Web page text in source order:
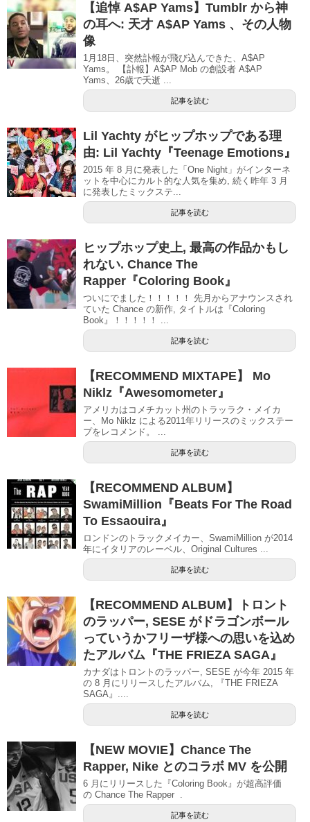
【追悼 A$AP Yams】Tumblr から神
の耳へ: 天才 A$AP Yams 、その人物
像
1月18日、突然訃報が飛び込んできた、A$AP
Yams。 【訃報】A$AP Mob の創設者 A$AP
Yams、26歳で夭逝 ...
記事を読む
Lil Yachty がヒップホップである理
由: Lil Yachty『Teenage Emotions』
2015 年 8 月に発表した「One Night」がインターネ
ットを中心にカルト的な人気を集め, 続く昨年 3 月
に発表したミックステ...
記事を読む
ヒップホップ史上, 最高の作品かもし
れない. Chance The
Rapper『Coloring Book』
ついにでました！！！！！ 先月からアナウンスされ
ていた Chance の新作, タイトルは『Coloring
Book』！！！！！ ...
記事を読む
【RECOMMEND MIXTAPE】 Mo
Niklz『Awesomometer』
アメリカはコメチカット州のトラッラク・メイカ
ー、Mo Niklz による2011年リリースのミックステー
プをレコメンド。 ...
記事を読む
【RECOMMEND ALBUM】
SwamiMillion『Beats For The Road
To Essaouira』
ロンドンのトラックメイカー、SwamiMillion が2014
年にイタリアのレーベル、Original Cultures ...
記事を読む
【RECOMMEND ALBUM】トロント
のラッパー, SESE がドラゴンボール
っていうかフリーザ様への思いを込め
たアルバム『THE FRIEZA SAGA』
カナダはトロントのラッパー, SESE が今年 2015 年
の 8 月にリリースしたアルバム, 『THE FRIEZA
SAGA』....
記事を読む
【NEW MOVIE】Chance The
Rapper, Nike とのコラボ MV を公開
6 月にリリースした『Coloring Book』が超高評価
の Chance The Rapper .
記事を読む